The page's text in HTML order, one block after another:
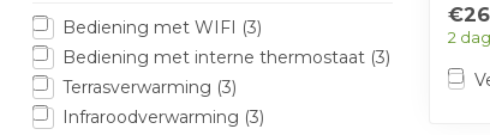
Bediening met WIFI (3)
Bediening met interne thermostaat (3)
Terrasverwarming (3)
Infraroodverwarming (3)
en
2